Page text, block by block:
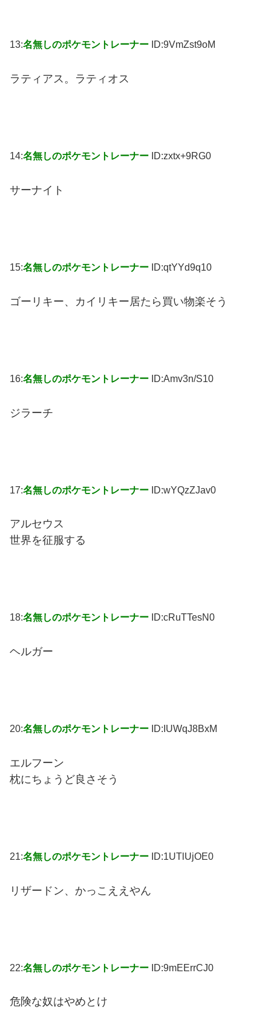
13:名無しのポケモントレーナー ID:9VmZst9oM
ラティアス。ラティオス
14:名無しのポケモントレーナー ID:zxtx+9RG0
サーナイト
15:名無しのポケモントレーナー ID:qtYYd9q10
ゴーリキー、カイリキー居たら買い物楽そう
16:名無しのポケモントレーナー ID:Amv3n/S10
ジラーチ
17:名無しのポケモントレーナー ID:wYQzZJav0
アルセウス
世界を征服する
18:名無しのポケモントレーナー ID:cRuTTesN0
ヘルガー
20:名無しのポケモントレーナー ID:IUWqJ8BxM
エルフーン
枕にちょうど良さそう
21:名無しのポケモントレーナー ID:1UTlUjOE0
リザードン、かっこええやん
22:名無しのポケモントレーナー ID:9mEErrCJ0
危険な奴はやめとけ